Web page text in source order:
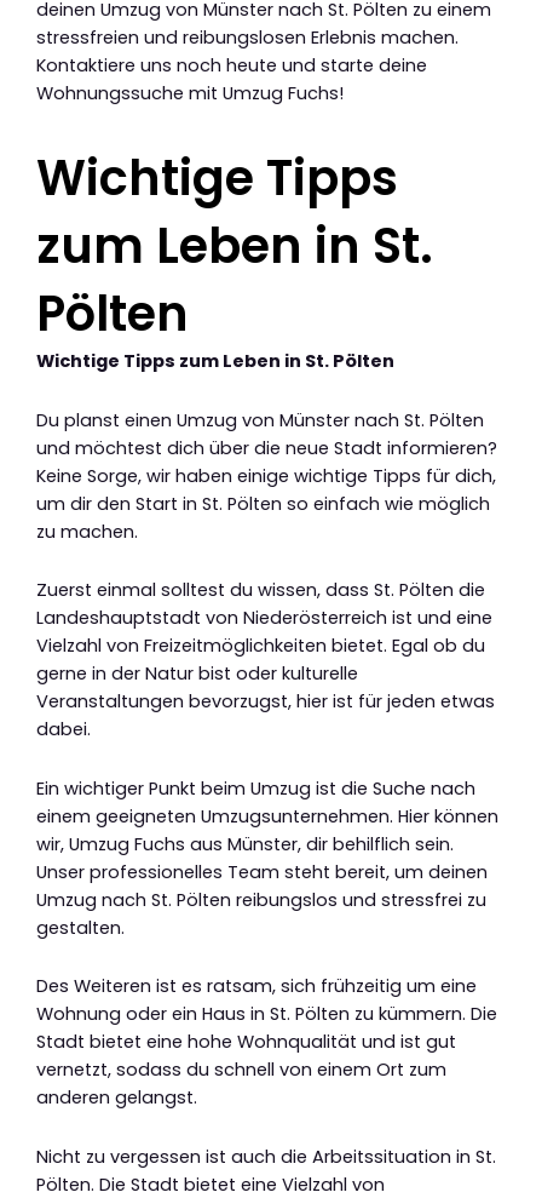
deinen Umzug von Münster nach St. Pölten zu einem
stressfreien und reibungslosen Erlebnis machen.
Kontaktiere uns noch heute und starte deine
Wohnungssuche mit Umzug Fuchs!
Wichtige Tipps
zum Leben in St.
Pölten
Wichtige Tipps zum Leben in St. Pölten
Du planst einen Umzug von Münster nach St. Pölten
und möchtest dich über die neue Stadt informieren?
Keine Sorge, wir haben einige wichtige Tipps für dich,
um dir den Start in St. Pölten so einfach wie möglich
zu machen.
Zuerst einmal solltest du wissen, dass St. Pölten die
Landeshauptstadt von Niederösterreich ist und eine
Vielzahl von Freizeitmöglichkeiten bietet. Egal ob du
gerne in der Natur bist oder kulturelle
Veranstaltungen bevorzugst, hier ist für jeden etwas
dabei.
Ein wichtiger Punkt beim Umzug ist die Suche nach
einem geeigneten Umzugsunternehmen. Hier können
wir, Umzug Fuchs aus Münster, dir behilflich sein.
Unser professionelles Team steht bereit, um deinen
Umzug nach St. Pölten reibungslos und stressfrei zu
gestalten.
Des Weiteren ist es ratsam, sich frühzeitig um eine
Wohnung oder ein Haus in St. Pölten zu kümmern. Die
Stadt bietet eine hohe Wohnqualität und ist gut
vernetzt, sodass du schnell von einem Ort zum
anderen gelangst.
Nicht zu vergessen ist auch die Arbeitssituation in St.
Pölten. Die Stadt bietet eine Vielzahl von